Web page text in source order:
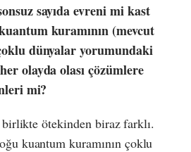
sayıda evreni mi kast
kuramının (mevcut
dünyalar yorumundaki
olayda olası çözümlere
mi?
ötekinden biraz farklı.
kuantum kuramının çoklu